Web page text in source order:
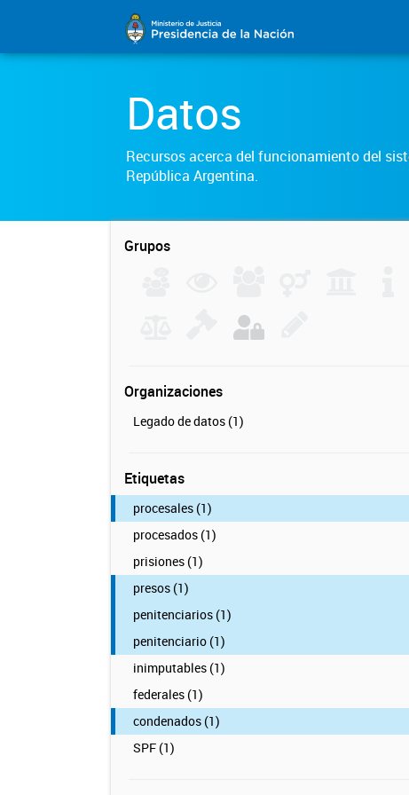
Datos
Recursos acerca del funcionamiento del
República Argentina.
Grupos
Organizaciones
Legado de datos (1)
Etiquetas
procesales (1)
procesados (1)
prisiones (1)
presos (1)
penitenciarios (1)
penitenciario (1)
inimputables (1)
federales (1)
condenados (1)
SPF (1)